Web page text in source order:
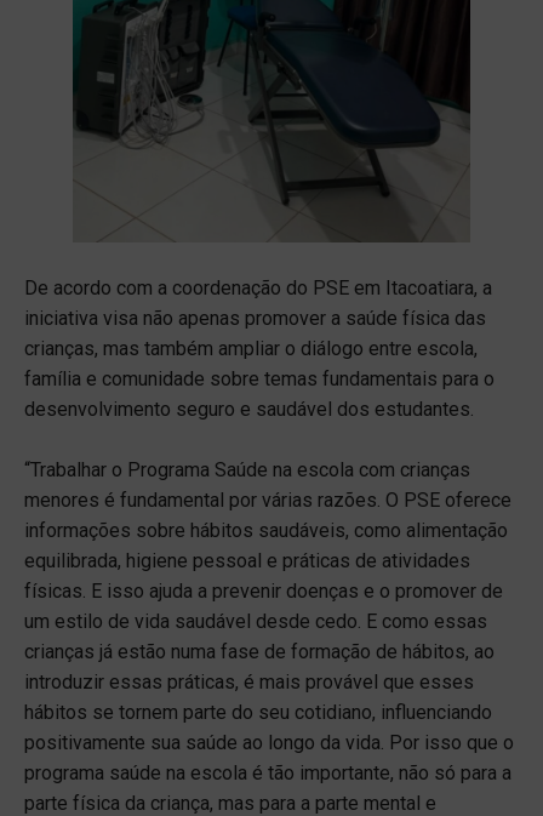
De acordo com a coordenação do PSE em Itacoatiara, a
iniciativa visa não apenas promover a saúde física das
crianças, mas também ampliar o diálogo entre escola,
família e comunidade sobre temas fundamentais para o
desenvolvimento seguro e saudável dos estudantes.
“Trabalhar o Programa Saúde na escola com crianças
menores é fundamental por várias razões. O PSE oferece
informações sobre hábitos saudáveis, como alimentação
equilibrada, higiene pessoal e práticas de atividades
físicas. E isso ajuda a prevenir doenças e o promover de
um estilo de vida saudável desde cedo. E como essas
crianças já estão numa fase de formação de hábitos, ao
introduzir essas práticas, é mais provável que esses
hábitos se tornem parte do seu cotidiano, influenciando
positivamente sua saúde ao longo da vida. Por isso que o
programa saúde na escola é tão importante, não só para a
parte física da criança, mas para a parte mental e